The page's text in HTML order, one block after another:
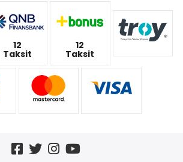
12
Taksit
12
Taksit